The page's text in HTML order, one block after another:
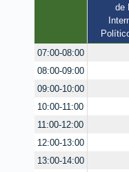
de
07:00-08:00
08:00-09:00
09:00-10:00
10:00-11:00
11:00-12:00
12:00-13:00
13:00-14:00